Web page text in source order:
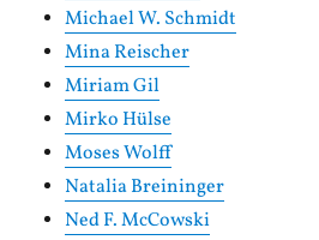
Michael W. Schmidt
Mina Reischer
Miriam Gil
Mirko Hülse
Moses Wolff
Natalia Breininger
Ned F. McCowski